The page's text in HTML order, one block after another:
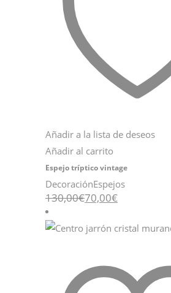
Añadir a la lista de deseos
Añadir al carrito
Espejo tríptico vintage
DecoraciónEspejos
130,00€
El
precio
original
era:
130,00€.
70,00€
El
precio
actual
es: